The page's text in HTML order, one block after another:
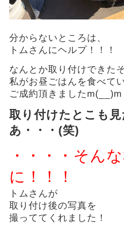
分からないところは、
トムさんにヘルプ！！！
なんとか取り付けできた
私がお昼ごはんを食べて
ご成約頂きましたm(__)m
取り付けたとこも
あ・・・(笑)
・・・・そん
に！！！
トムさんが
取り付け後の写真を
撮っててくれました！